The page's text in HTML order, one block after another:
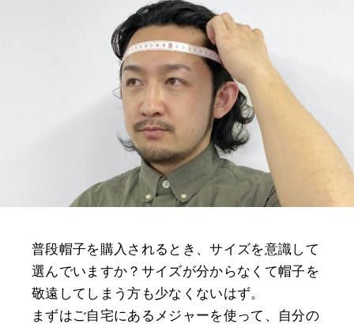
普段帽子を購入されるとき、サイズを意識して
選んでいますか？サイズが分からなくて帽子を
敬遠してしまう方も少なくないはず。
まずはご自宅にあるメジャーを使って、自分の